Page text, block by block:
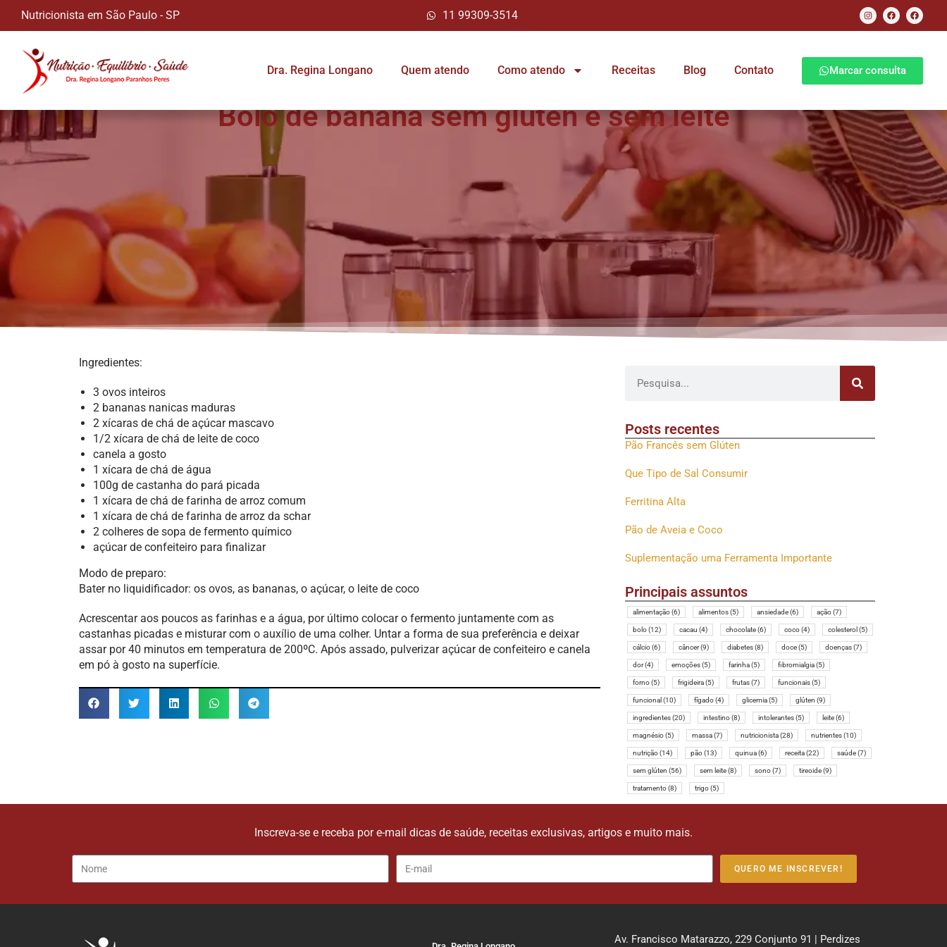
Nutricionista em São Paulo - SP 11 99309-3514
Dra. Regina Longano Quem atendo Como atendo Receitas Blog Contato Marcar consulta
Bolo de banana sem glúten e sem leite
Ingredientes:
3 ovos inteiros
2 bananas nanicas maduras
2 xícaras de chá de açúcar mascavo
1/2 xícara de chá de leite de coco
canela a gosto
1 xícara de chá de água
100g de castanha do pará picada
1 xícara de chá de farinha de arroz comum
1 xícara de chá de farinha de arroz da schar
2 colheres de sopa de fermento químico
açúcar de confeiteiro para finalizar
Modo de preparo:
Bater no liquidificador: os ovos, as bananas, o açúcar, o leite de coco
Acrescentar aos poucos as farinhas e a água, por último colocar o fermento juntamente com as
castanhas picadas e misturar com o auxílio de uma colher. Untar a forma de sua preferência e deixar
assar por 40 minutos em temperatura de 200ºC. Após assado, pulverizar açúcar de confeiteiro e canela
em pó à gosto na superfície.
Posts recentes
Pão Francês sem Glúten
Que Tipo de Sal Consumir
Ferritina Alta
Pão de Aveia e Coco
Suplementação uma Ferramenta Importante
Principais assuntos
alimentação(6) alimentos(5) ansiedade(6) ação(7)
bolo(12) cacau (4) chocolate(6) coco(4) colesterol (5)
cálcio(6) câncer(9) diabetes(8) doce(5) doenças(7)
dor(4) emoções(5) farinha(5) fibromialgia(5)
forno(5) frigideira(5) frutas(7) funcionais(5)
funcional (10) fígado(4) glicemia(5) glúten (9)
ingredientes(20) intestino(8) intolerantes(5) leite(6)
magnésio(5) massa(7) nutricionista(28) nutrientes(10)
nutrição(14) pão(13) quinua(6) receita(22) saúde(7)
sem glúten (56) sem leite(8) sono(7) tireoide(9)
tratamento(8) trigo(5)
Inscreva-se e receba por e-mail dicas de saúde, receitas exclusivas, artigos e muito mais.
QUERO ME INSCREVER!
Av. Francisco Matarazzo, 229 Conjunto 91 | Perdizes